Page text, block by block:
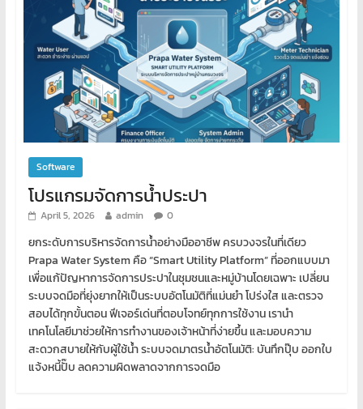
Software
โปรแกรมจัดการน้ำประปา
April 5, 2026 admin 0
ยกระดับการบริหารจัดการน้ำอย่างมืออาชีพ ครบวงจรในที่เดียว
Prapa Water System คือ “Smart Utility Platform” ที่ออกแบบมา
เพื่อแก้ปัญหาการจัดการประปาในชุมชนและหมู่บ้านโดยเฉพาะ เปลี่ยน
ระบบจดมือที่ยุ่งยากให้เป็นระบบอัตโนมัติที่แม่นยำ โปร่งใส และตรวจ
สอบได้ทุกขั้นตอน ฟีเจอร์เด่นที่ตอบโจทย์ทุกการใช้งาน เรานำ
เทคโนโลยีมาช่วยให้การทำงานของเจ้าหน้าที่ง่ายขึ้น และมอบความ
สะดวกสบายให้กับผู้ใช้น้ำ ระบบจดมาตรน้ำอัตโนมัติ: บันทึกปุ๊บ ออกใบ
แจ้งหนี้ปั๊บ ลดความผิดพลาดจากการจดมือ